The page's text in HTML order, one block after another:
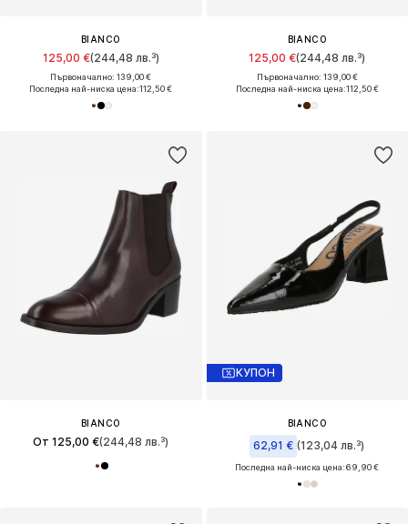
BIANCO
125,00 €(244,48 лв.³)
Първоначално: 139,00 €
Последна най-ниска цена:112,50 €
BIANCO
125,00 €(244,48 лв.³)
Първоначално: 139,00 €
Последна най-ниска цена:112,50 €
BIANCO
От 125,00 €(244,48 лв.³)
КУПОН
BIANCO
62,91 € (123,04 лв.³)
Последна най-ниска цена:69,90 €